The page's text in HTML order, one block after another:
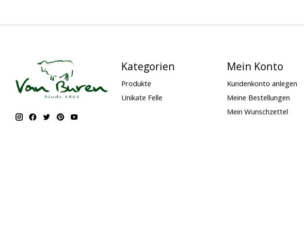
Kategorien
Produkte
Unikate Felle
Mein Konto
Kundenkonto anlegen
Meine Bestellungen
Mein Wunschzettel